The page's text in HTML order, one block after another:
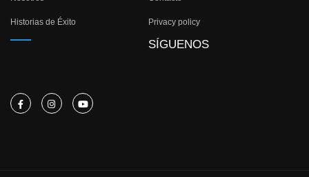
Historias de Éxito Privacy policy
SÍGUENOS